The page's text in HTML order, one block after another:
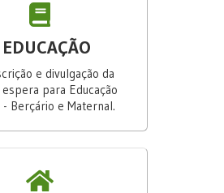
e divulgação da
para Educação
Berçário e Maternal.